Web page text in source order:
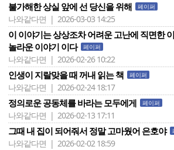
불가해한 상실 앞에 선 당신을 위해 페이퍼
나와같다면 | 2026-03-03 14:25
이 이야기는 상상조차 어려운 고난에 직면한
놀라운 이야기 이다 페이퍼
나와같다면 | 2026-02-26 10:22
인생이 지랄맞을 때 꺼내 읽는 책 페이퍼
나와같다면 | 2026-02-24 18:17
정의로운 공동체를 바라는 모두에게 페이퍼
나와같다면 | 2026-02-13 17:11
그때 내 집이 되어줘서 정말 고마웠어 은호야
나와같다면 | 2026-02-02 18:59